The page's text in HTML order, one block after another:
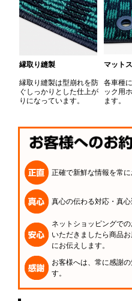
縁取り縫製
縁取り縫製は型崩れを防
ぐしっかりとした仕上が
りになっています。
マット
各車種
ック用
ます。
正確で新鮮な情報を常に
真心の伝わる対応・真心
ネットショッピングで
いただきましたら商品
にお伝えします。
お客様へは、常に感謝
す。